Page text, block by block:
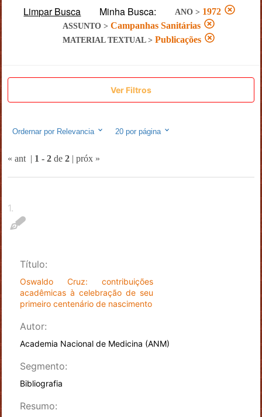
Limpar Busca Minha Busca: ANO > 1972
ASSUNTO > Campanhas Sanitárias
MATERIAL TEXTUAL> Publicações
Ver Filtros
Ordernar por Relevancia 20por página
« ant | 1 - 2de 2| próx »
1.
Título:
Oswaldo Cruz: contribuições
acadêmicas à celebração de seu
primeiro centenário de nascimento
Autor:
Academia Nacional de Medicina (ANM)
Segmento:
Bibliografia
Resumo: